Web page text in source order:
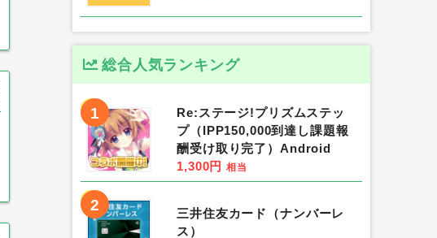
総合人気ランキング
1
Re:ステージ!プリズムステッ
プ（IPP150,000到達し課題報
酬受け取り完了）Android
1,300円 相当
2
三井住友カード（ナンバーレ
ス）